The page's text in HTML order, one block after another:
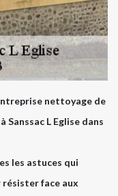
nettoyage de
L Eglise dans
les astuces qui
face aux